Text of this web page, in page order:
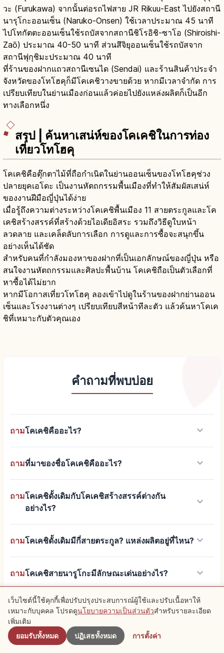
วะ (Furukawa) จากนั้นต่อรถไฟสาย JR Rikuu-East ไปยังสถานี
นารุโกะออนเซ็น (Naruko-Onsen) ใช้เวลาประมาณ 45 นาที
ไปโทกัตตะออนเซ็นใช้รถบัสจากสถานีชิโรอิชิ-ซาโอ (Shiroishi-
Zaō) ประมาณ 40-50 นาที ส่วนสึจิยุออนเซ็นใช้รถบัสจาก
สถานีฟุกุชิมะประมาณ 40 นาที
ที่ร้านของฝากแถวสถานีเซนได (Sendai) และร้านสินค้าประจำ
จังหวัดของโทโฮคุก็มีโคเคชิวางขายด้วย หากมีเวลาจำกัด การ
เปรียบเทียบในย่านเมืองก่อนแล้วค่อยไปยังแหล่งผลิตก็เป็นอีก
ทางเลือกหนึ่ง
สรุป | ค้นหาเสน่ห์ของโคเคชิในการท่อง
เที่ยวโทโฮคุ
โคเคชิคือตุ๊กตาไม้ที่ถือกำเนิดในย่านออนเซ็นของโทโฮคุช่วง
ปลายยุคเอโดะ เป็นงานหัตถกรรมพื้นเมืองที่ทำให้สัมผัสเสน่ห์
ของงานฝีมือญี่ปุ่นได้ง่าย
เมื่อรู้ถึงความต่างระหว่างโคเคชิพื้นเมือง 11 สายตระกูลและโค
เคชิสร้างสรรค์ที่สร้างด้วยไอเดียอิสระ รวมถึงวิธีดูใบหน้า
ลวดลาย และเคล็ดลับการเลือก การดูและการซื้อจะสนุกขึ้น
อย่างเห็นได้ชัด
สำหรับคนที่กำลังมองหาของฝากที่เป็นเอกลักษณ์ของญี่ปุ่น หรือ
สนใจงานหัตถกรรมและศิลปะพื้นบ้าน โคเคชิถือเป็นตัวเลือกที่
หาซื้อได้ไม่ยาก
หากมีโอกาสเที่ยวโทโฮคุ ลองเข้าไปดูในร้านของฝากย่านออน
เซ็นและโรงงานต่างๆ เปรียบเทียบสีหน้าทีละตัว แล้วค้นหาโคเค
ชิที่เหมาะกับตัวคุณเอง
คำถามที่พบบ่อย
ถามโคเคชิคืออะไร? keyboard_arrow_down
ถามที่มาของชื่อโคเคชิคืออะไร? keyboard_arrow_down
ถามโคเคชิดั้งเดิมกับโคเคชิสร้างสรรค์ต่างกัน
อย่างไร?
keyboard_arrow_down
ถามโคเคชิดั้งเดิมมีกี่สายตระกูล? แหล่งผลิตอยู่ที่ไหน? keyboard_arrow_down
ถามโคเคชิสายนารูโกะมีลักษณะเด่นอย่างไร? keyboard_arrow_down
ถามค่าเข้าชมและการเดินทางไปยังพิพิธภัณฑ์โคเคชิ
เป็นอย่างไร?
keyboard_arrow_down
ใกล้เคียง
เว็บไซต์นี้ใช้คุกกี้เพื่อปรับปรุงประสบการณ์ผู้ใช้และปรับเนื้อหาให้
เหมาะกับบุคคล โปรดดูนโยบายความเป็นส่วนตัวสำหรับรายละเอียด
เพิ่มเติม
ยอมรับทั้งหมด
ปฏิเสธทั้งหมด การตั้งค่า